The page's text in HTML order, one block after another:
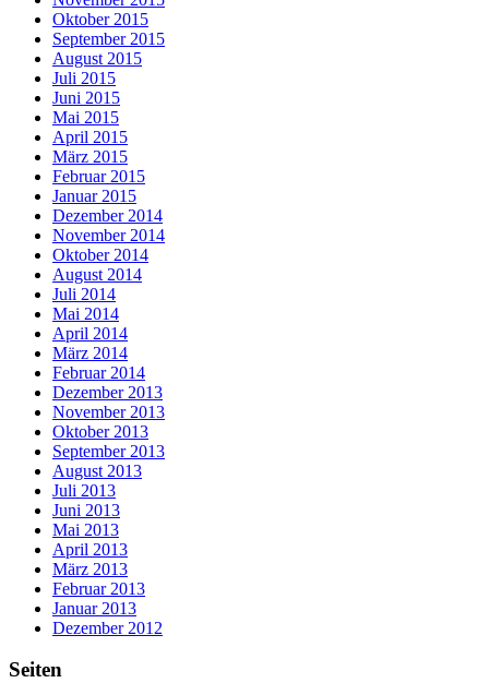
Oktober 2015
September 2015
August 2015
Juli 2015
Juni 2015
Mai 2015
April 2015
März 2015
Februar 2015
Januar 2015
Dezember 2014
November 2014
Oktober 2014
August 2014
Juli 2014
Mai 2014
April 2014
März 2014
Februar 2014
Dezember 2013
November 2013
Oktober 2013
September 2013
August 2013
Juli 2013
Juni 2013
Mai 2013
April 2013
März 2013
Februar 2013
Januar 2013
Dezember 2012
Seiten